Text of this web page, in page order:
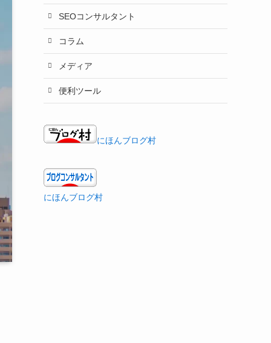
SEOコンサルタント
コラム
メディア
便利ツール
にほんブログ村
にほんブログ村